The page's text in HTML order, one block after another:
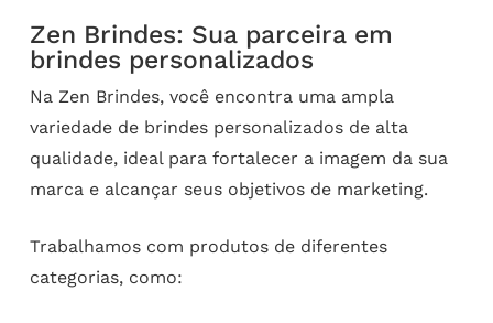
Zen Brindes: Sua parceira em
brindes personalizados
Na Zen Brindes, você encontra uma ampla
variedade de brindes personalizados de alta
qualidade, ideal para fortalecer a imagem da sua
marca e alcançar seus objetivos de marketing.
Trabalhamos com produtos de diferentes
categorias, como: